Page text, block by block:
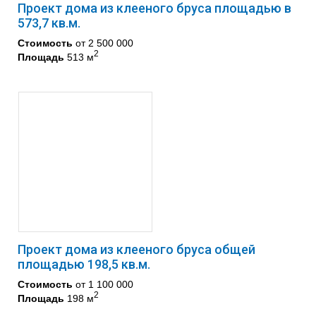
Проект дома из клееного бруса площадью в
573,7 кв.м.
Стоимость от 2 500 000
Площадь 513 м2
Проект дома из клееного бруса общей
площадью 198,5 кв.м.
Стоимость от 1 100 000
Площадь 198 м2